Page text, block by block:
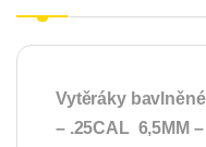
Vytěráky bavlněné
– .25CAL 6,5MM